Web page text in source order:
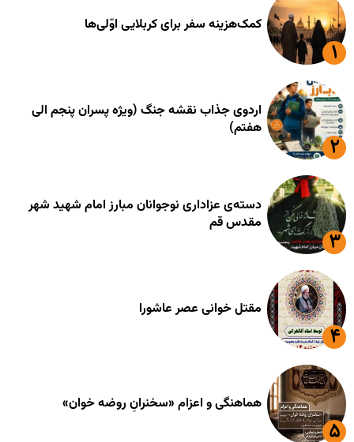
کمک‌هزینه سفر برای کربلایی اوّلی‌ها
اردوی جذاب نقشه جنگ (ویژه پسران پنجم الی
هفتم)
دسته‌ی عزاداری نوجوانان مبارز امام شهید شهر
مقدس قم
مقتل خوانی عصر عاشورا
هماهنگی و اعزام «سخنرانِ روضه خوان»